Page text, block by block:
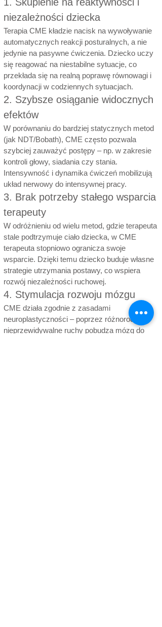
niezależności dziecka
Terapia CME kładzie nacisk na wywoływanie
automatycznych reakcji posturalnych, a nie
jedynie na pasywne ćwiczenia. Dziecko uczy
się reagować na niestabilne sytuacje, co
przekłada się na realną poprawę równowagi i
koordynacji w codziennych sytuacjach.
2. Szybsze osiąganie widocznych
efektów
W porównaniu do bardziej statycznych metod
(jak NDT/Bobath), CME często pozwala
szybciej zauważyć postępy – np. w zakresie
kontroli głowy, siadania czy stania.
Intensywność i dynamika ćwiczeń mobilizują
układ nerwowy do intensywnej pracy.
3. Brak potrzeby stałego wsparcia
terapeuty
W odróżnieniu od wielu metod, gdzie terapeuta
stale podtrzymuje ciało dziecka, w CME
terapeuta stopniowo ogranicza swoje
wsparcie. Dzięki temu dziecko buduje własne
strategie utrzymania postawy, co wspiera
rozwój niezależności ruchowej.
4. Stymulacja rozwoju mózgu
CME działa zgodnie z zasadami
neuroplastyczności – poprzez różnorodne,
nieprzewidywalne ruchy pobudza mózg do